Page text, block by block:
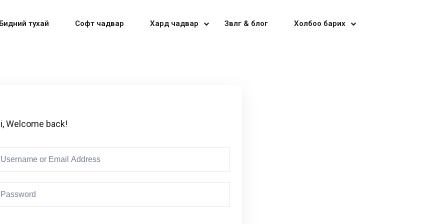
тухай Софт чадвар Хард чадвар Зөвлөгөө & блог Холбоо барих
Welcome back!
Don’t have an account?Sign up